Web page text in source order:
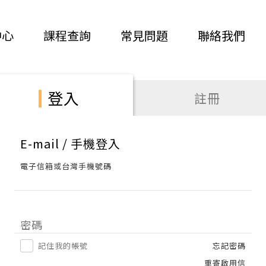
課程查詢 常見問題 聯絡我們
登入 註冊
E-mail / 手機登入
電子信箱或台灣手機號碼
密碼
記住我的帳號
忘記密碼
重寄啟用信